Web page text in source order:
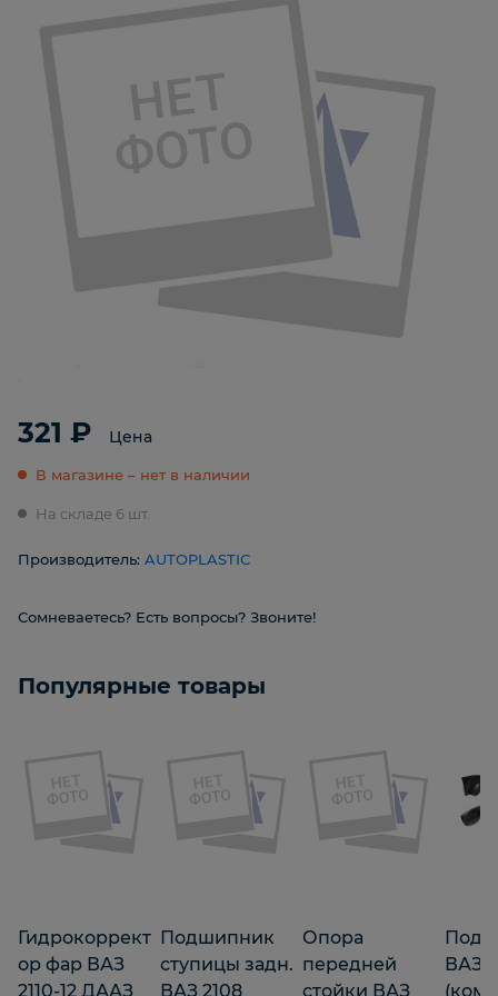
321 ₽ Цена
В магазине – нет в наличии
На складе 6 шт.
Производитель: AUTOPLASTIC
Сомневаетесь? Есть вопросы? Звоните!
Популярные товары
Гидрокоррект
ор фар ВАЗ
2110-12 ДААЗ
Подшипник
ступицы задн.
ВАЗ 2108
Опора
передней
стойки ВАЗ
ВАЗ